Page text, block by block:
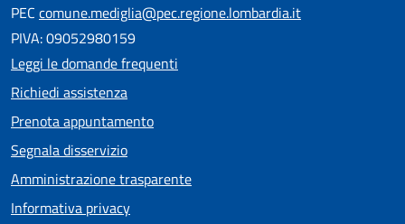
PEC comune.mediglia@pec.regione.lombardia.it
PIVA: 09052980159
Leggi le domande frequenti
Richiedi assistenza
Prenota appuntamento
Segnala disservizio
Amministrazione trasparente
Informativa privacy